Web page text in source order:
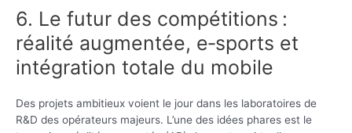
6. Le futur des compétitions :
réalité augmentée, e‑sports et
intégration totale du mobile
Des projets ambitieux voient le jour dans les laboratoires de
R&D des opérateurs majeurs. L’une des idées phares est le